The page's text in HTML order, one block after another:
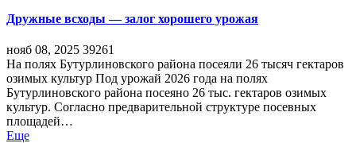
Дружные всходы — залог хорошего урожая
нояб 08, 2025 39261
На полях Бутурлиновского района посеяли 26 тысяч гектаров
озимых культур Под урожай 2026 года на полях
Бутурлиновского района посеяно 26 тыс. гектаров озимых
культур. Согласно предварительной структуре посевных
площадей…
Еще